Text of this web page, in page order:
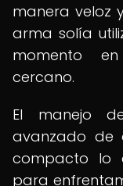
manera veloz
arma solía
momento
cercano.
El manejo
avanzado de
compacto lo
para